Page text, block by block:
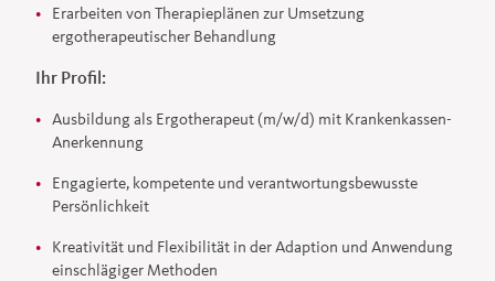
Erarbeiten von Therapieplänen zur Umsetzung
ergotherapeutischer Behandlung
Ihr Profil:
Ausbildung als Ergotherapeut (m/w/d) mit Krankenkassen-
Anerkennung
Engagierte, kompetente und verantwortungsbewusste
Persönlichkeit
Kreativität und Flexibilität in der Adaption und Anwendung
einschlägiger Methoden